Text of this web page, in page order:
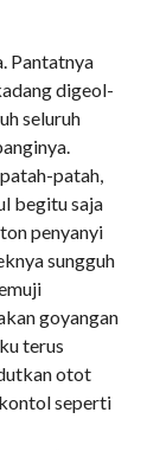
Pantatnya
digeol-
seluruh
patah,
begitu saja
penyanyi
sungguh
goyangan
terus
otot
seperti